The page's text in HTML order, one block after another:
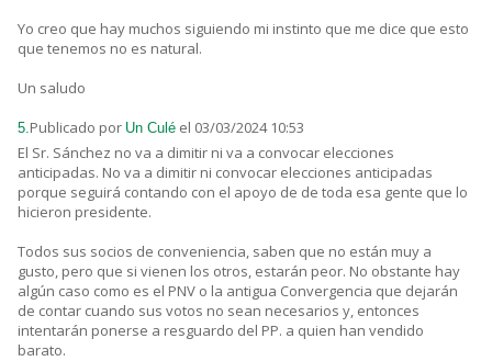
Yo creo que hay muchos siguiendo mi instinto que me dice que esto
que tenemos no es natural.
Un saludo
5. Publicado por Un Culé el 03/03/2024 10:53
El Sr. Sánchez no va a dimitir ni va a convocar elecciones
anticipadas. No va a dimitir ni convocar elecciones anticipadas
porque seguirá contando con el apoyo de de toda esa gente que lo
hicieron presidente.
Todos sus socios de conveniencia, saben que no están muy a
gusto, pero que si vienen los otros, estarán peor. No obstante hay
algún caso como es el PNV o la antigua Convergencia que dejarán
de contar cuando sus votos no sean necesarios y, entonces
intentarán ponerse a resguardo del PP. a quien han vendido
barato.